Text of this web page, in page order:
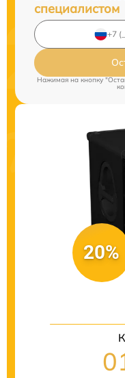
специалистом
Нажимая на кнопку
20%